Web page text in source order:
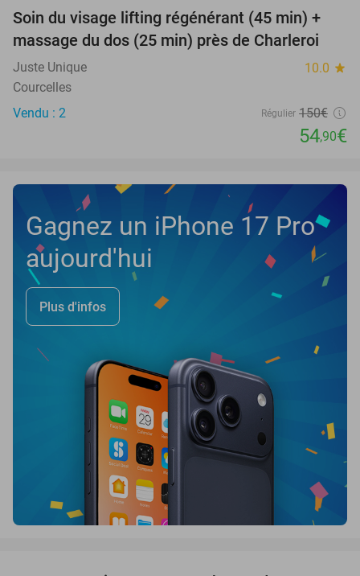
63%
TODAY
Soin du visage lifting régénérant (45 min) +
massage du dos (25 min) près de Charleroi
Juste Unique 10.0 star
Courcelles
Vendu : 2
Régulier 150€
54,90€
Gagnez un iPhone 17 Pro
aujourd'hui
Plus d'infos